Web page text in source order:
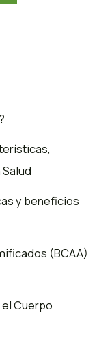
y beneficios
(BCAA)
el Cuerpo